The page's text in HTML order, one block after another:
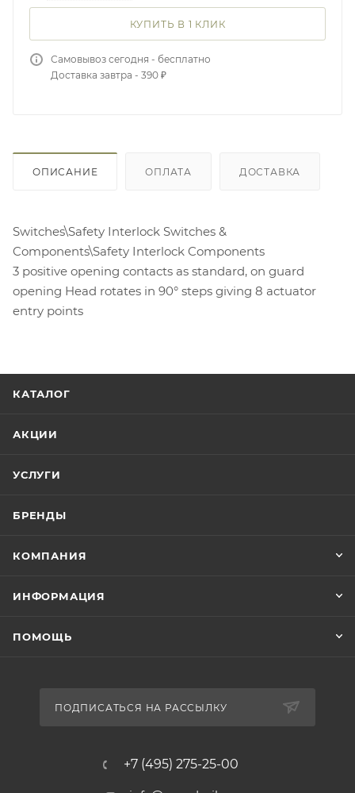
КУПИТЬ В 1 КЛИК
Самовывоз сегодня - бесплатно
Доставка завтра - 390 ₽
ОПИСАНИЕ ОПЛАТА ДОСТАВКА
Switches\Safety Interlock Switches &
Components\Safety Interlock Components
3 positive opening contacts as standard, on guard
opening Head rotates in 90° steps giving 8 actuator
entry points
КАТАЛОГ
АКЦИИ
УСЛУГИ
БРЕНДЫ
КОМПАНИЯ
ИНФОРМАЦИЯ
ПОМОЩЬ
ПОДПИСАТЬСЯ НА РАССЫЛКУ
+7 (495) 275-25-00